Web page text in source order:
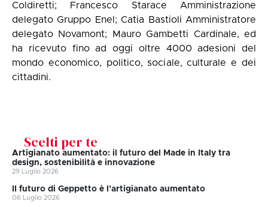
Coldiretti; Francesco Starace Amministrazione
delegato Gruppo Enel; Catia Bastioli Amministratore
delegato Novamont; Mauro Gambetti Cardinale, ed
ha ricevuto fino ad oggi oltre 4000 adesioni del
mondo economico, politico, sociale, culturale e dei
cittadini.
Scelti per te
Artigianato aumentato: il futuro del Made in Italy tra
design, sostenibilità e innovazione
29 Luglio 2026
II futuro di Geppetto è l’artigianato aumentato
06 Luglio 2026